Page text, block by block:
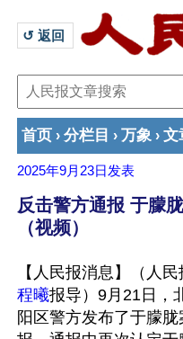
↺ 返回
首页 › 分栏目 › 万象 › 文
2025年9月23日 发表
反击警方通报 于朦
（视频）
【人民报消息】（人
程曦报导）9月21日，
阳区警方发布了于朦胧